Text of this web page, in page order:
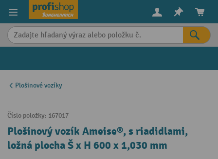
content
Plošinové vozíky
Číslo položky: 167017
Plošinový vozík Ameise®, s riadidlami,
ložná plocha Š x H 600 x 1,030 mm